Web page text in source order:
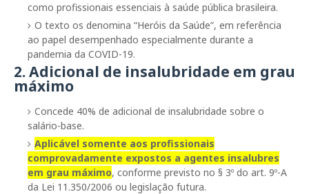
como profissionais essenciais à saúde pública brasileira.
O texto os denomina “Heróis da Saúde”, em referência
ao papel desempenhado especialmente durante a
pandemia da COVID-19.
2. Adicional de insalubridade em grau
máximo
Concede 40% de adicional de insalubridade sobre o
salário-base.
Aplicável somente aos profissionais
comprovadamente expostos a agentes insalubres
em grau máximo, conforme previsto no § 3º do art. 9º-A
da Lei 11.350/2006 ou legislação futura.